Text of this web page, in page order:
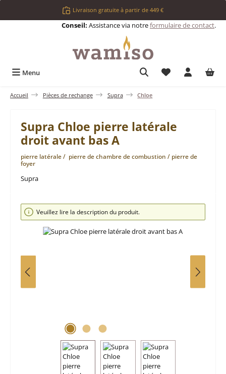
Passer au contenu principalLivraison gratuite à partir de 449 €
Conseil: Assistance via notreformulaire de contact.
Menu Vous avez 0
Accueil Pièces de rechange Supra Chloe
Supra Chloe pierre latérale
droit avant bas A
pierre latérale / pierre de chambre de combustion / pierre de
foyer
Supra
Ignorer la galerie d'images
Veuillez lire la description du produit.